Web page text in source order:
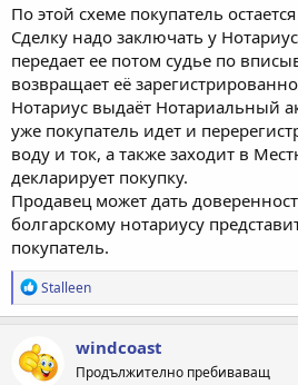
По этой схеме покупатель
Сделку надо заключать у
передает ее потом судье по
возвращает её
Нотариус выдаёт Нотариальный
уже покупатель идет и
воду и ток, а также заходит в
декларирует покупку.
Продавец может дать
болгарскому нотариусу
покупатель.
Р
е
а
ц
и
Stalleen
windcoast
Продължително пребиваващ